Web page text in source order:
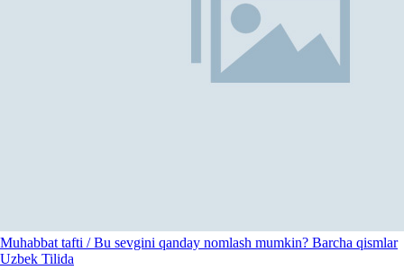
Muhabbat tafti / Bu sevgini qanday nomlash mumkin? Barcha qismlar
Uzbek Tilida